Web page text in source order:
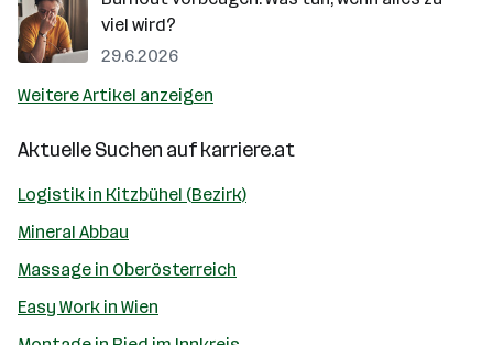
viel wird?
29.6.2026
Weitere Artikel anzeigen
Aktuelle Suchen aufkarriere.at
Logistik in Kitzbühel (Bezirk)
Mineral Abbau
Massage in Oberösterreich
Easy Work in Wien